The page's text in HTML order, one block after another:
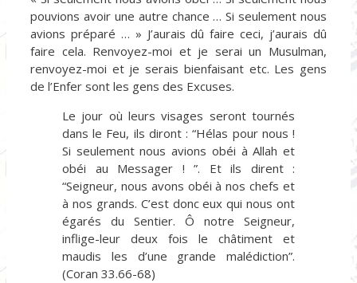
pouvions avoir une autre chance … Si seulement nous
avions préparé … » J’aurais dû faire ceci, j’aurais dû
faire cela. Renvoyez-moi et je serai un Musulman,
renvoyez-moi et je serais bienfaisant etc. Les gens
de l’Enfer sont les gens des Excuses.
Le jour où leurs visages seront tournés
dans le Feu, ils diront : “Hélas pour nous !
Si seulement nous avions obéi à Allah et
obéi au Messager ! ”. Et ils dirent :
“Seigneur, nous avons obéi à nos chefs et
à nos grands. C’est donc eux qui nous ont
égarés du Sentier. Ô notre Seigneur,
inflige-leur deux fois le châtiment et
maudis les d’une grande malédiction”.
(Coran 33.66-68)